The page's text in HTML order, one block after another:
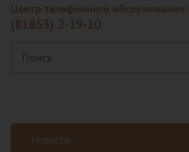
Центр телефонного обслуживания
(81853) 2-19-10
Новости